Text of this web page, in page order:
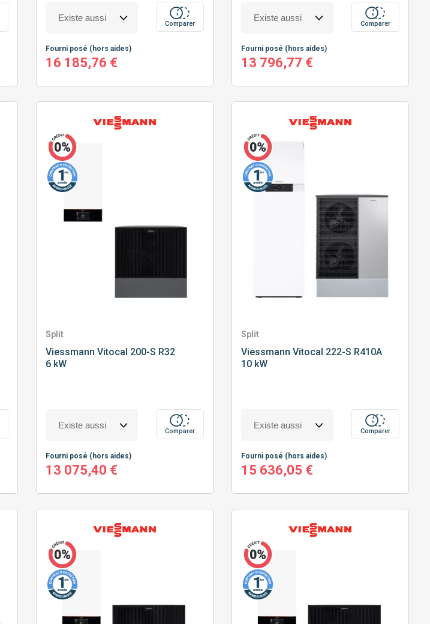
Comparer
Fourni posé (hors aides)
16 185,76 €
Comparer
Fourni posé (hors aides)
13 796,77 €
Split
Viessmann Vitocal 200-S R32
6 kW
Comparer
Fourni posé (hors aides)
13 075,40 €
Split
Viessmann Vitocal 222-S R410A
10 kW
Comparer
Fourni posé (hors aides)
15 636,05 €